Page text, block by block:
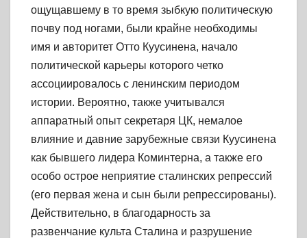
ощущавшему в то время зыбкую политическую
почву под ногами, были крайне необходимы
имя и авторитет Отто Куусинена, начало
политической карьеры которого четко
ассоциировалось с ленинским периодом
истории. Вероятно, также учитывался
аппаратный опыт секретаря ЦК, немалое
влияние и давние зарубежные связи Куусинена
как бывшего лидера Коминтерна, а также его
особо острое неприятие сталинских репрессий
(его первая жена и сын были репрессированы).
Действительно, в благодарность за
развенчание культа Сталина и разрушение